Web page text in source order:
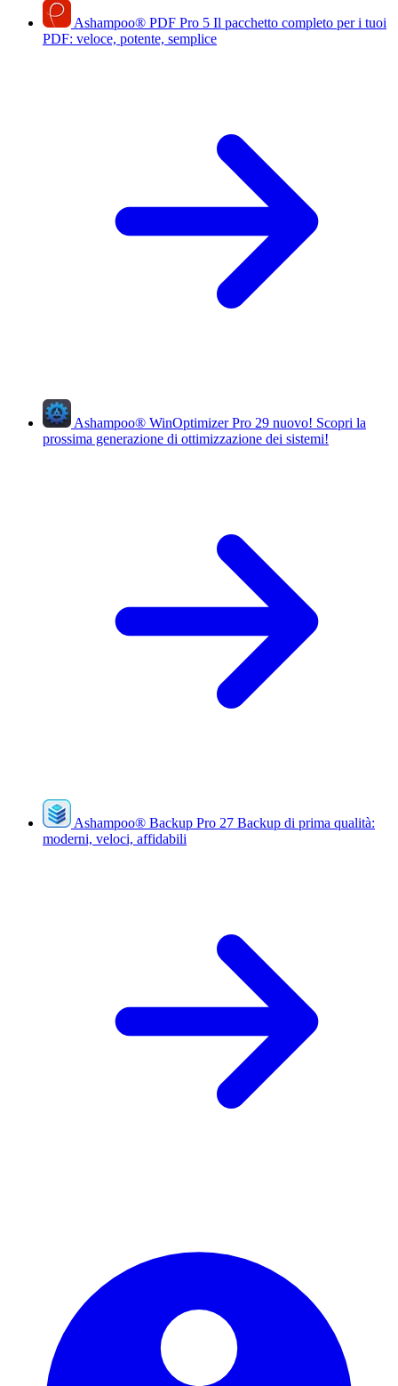
Ashampoo® PDF Pro 5 Il pacchetto completo per i tuoi
PDF: veloce, potente, semplice
Ashampoo® WinOptimizer Pro 29 nuovo! Scopri la
prossima generazione di ottimizzazione dei sistemi!
Ashampoo® Backup Pro 27 Backup di prima qualità:
moderni, veloci, affidabili